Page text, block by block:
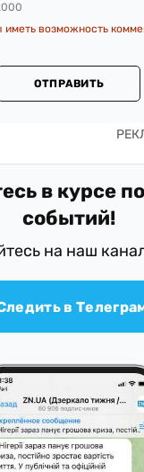
иметь возможность
ОТПРАВИТЬ
в курсе
событий!
на наш
в